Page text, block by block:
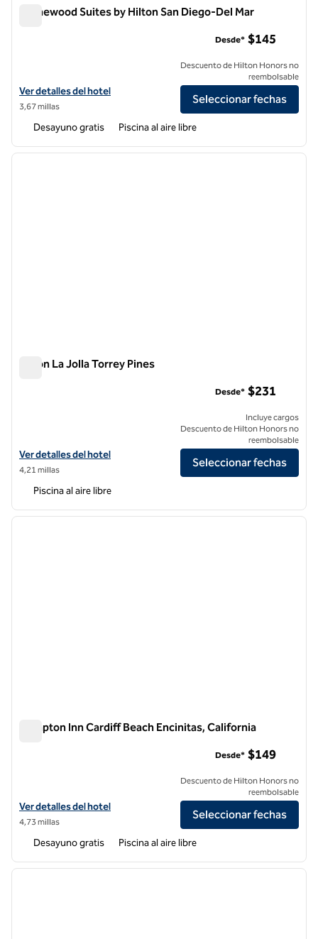
Homewood Suites by Hilton San Diego-Del Mar
Ver detalles del hotel Homewood Suites by Hilton San Diego-Del Mar
Ver detalles del hotel
3,67 millas
Desde* $145
Descuento de Hilton Honors no
reembolsable
Seleccionar fechas
Desayuno gratis Piscina al aire libre
1 de 12
Hilton La Jolla Torrey Pines
Ver detalles del hotel Hilton La Jolla Torrey Pines
Ver detalles del hotel
4,21 millas
Desde* $231
Incluye cargos
Descuento de Hilton Honors no
reembolsable
Seleccionar fechas
Piscina al aire libre
1 de 12
Hampton Inn Cardiff Beach Encinitas, California
Ver detalles del hotel Hampton Inn Cardiff Beach Encinitas, California
Ver detalles del hotel
4,73 millas
Desde* $149
Descuento de Hilton Honors no
reembolsable
Seleccionar fechas
Desayuno gratis Piscina al aire libre
1 de 12